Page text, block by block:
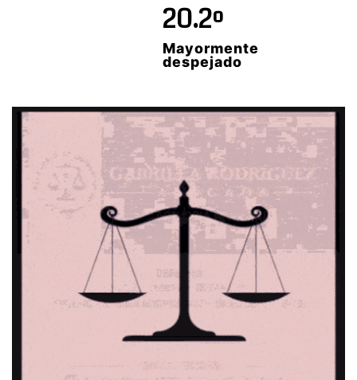
20.2º
Mayormente
despejado